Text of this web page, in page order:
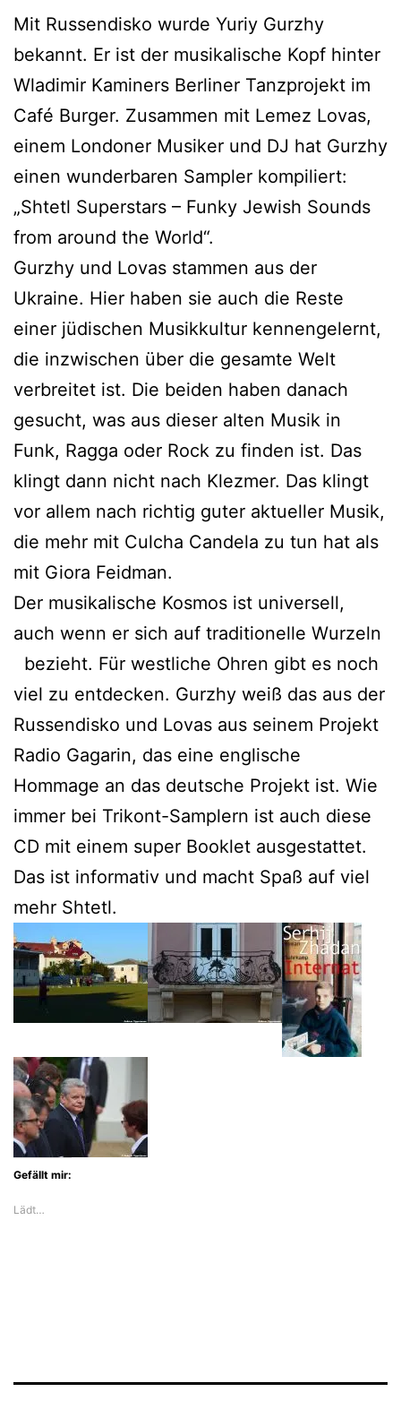
Mit Russendisko wurde Yuriy Gurzhy
bekannt. Er ist der musikalische Kopf hinter
Wladimir Kaminers Berliner Tanzprojekt im
Café Burger. Zusammen mit Lemez Lovas,
einem Londoner Musiker und DJ hat Gurzhy
einen wunderbaren Sampler kompiliert:
„Shtetl Superstars – Funky Jewish Sounds
from around the World“.
Gurzhy und Lovas stammen aus der
Ukraine. Hier haben sie auch die Reste
einer jüdischen Musikkultur kennengelernt,
die inzwischen über die gesamte Welt
verbreitet ist. Die beiden haben danach
gesucht, was aus dieser alten Musik in
Funk, Ragga oder Rock zu finden ist. Das
klingt dann nicht nach Klezmer. Das klingt
vor allem nach richtig guter aktueller Musik,
die mehr mit Culcha Candela zu tun hat als
mit Giora Feidman.
Der musikalische Kosmos ist universell,
auch wenn er sich auf traditionelle Wurzeln
bezieht. Für westliche Ohren gibt es noch
viel zu entdecken. Gurzhy weiß das aus der
Russendisko und Lovas aus seinem Projekt
Radio Gagarin, das eine englische
Hommage an das deutsche Projekt ist. Wie
immer bei Trikont-Samplern ist auch diese
CD mit einem super Booklet ausgestattet.
Das ist informativ und macht Spaß auf viel
mehr Shtetl.
Gefällt mir:
Lädt…